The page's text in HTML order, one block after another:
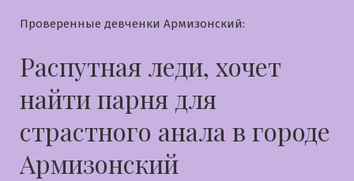
Проверенные девченки Армизонский:
Распутная леди, хочет
найти парня для
страстного анала в городе
Армизонский